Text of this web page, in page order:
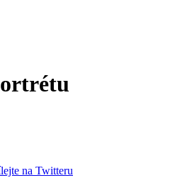
na Twitteru